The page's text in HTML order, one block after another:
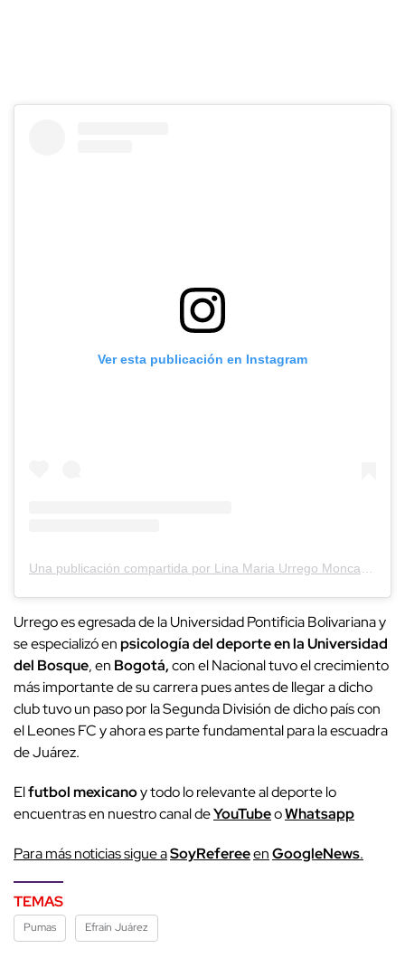
Ver esta publicación en Instagram
Urrego es egresada de la Universidad Pontificia Bolivariana y
se especializó enpsicología del deporte en la Universidad
del Bosque, en Bogotá,con el Nacional tuvo el crecimiento
más importante de su carrera pues antes de llegar a dicho
club tuvo un paso por la Segunda División de dicho país con
el Leones FC y ahora es parte fundamental para la escuadra
de Juárez.
Elfutbol mexicanoy todo lo relevante al deporte lo
encuentras en nuestro canal deYouTubeoWhatsapp
Para más noticias sigue aSoyRefereeenGoogleNews.
TEMAS
Pumas Efraín Juárez